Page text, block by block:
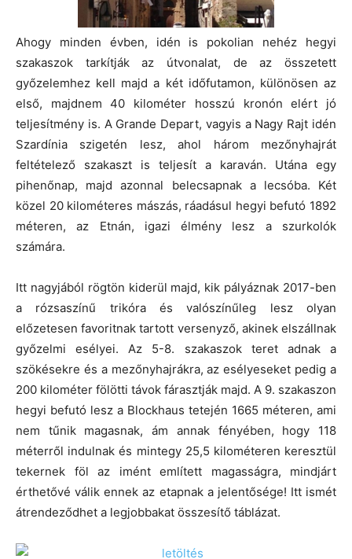
Ahogy minden évben, idén is pokolian nehéz hegyi
szakaszok tarkítják az útvonalat, de az összetett
győzelemhez kell majd a két időfutamon, különösen az
első, majdnem 40 kilométer hosszú kronón elért jó
teljesítmény is. A Grande Depart, vagyis a Nagy Rajt idén
Szardínia szigetén lesz, ahol három mezőnyhajrát
feltételező szakaszt is teljesít a karaván. Utána egy
pihenőnap, majd azonnal belecsapnak a lecsóba. Két
közel 20 kilométeres mászás, ráadásul hegyi befutó 1892
méteren, az Etnán, igazi élmény lesz a szurkolók
számára.
Itt nagyjából rögtön kiderül majd, kik pályáznak 2017-ben
a rózsaszínű trikóra és valószínűleg lesz olyan
előzetesen favoritnak tartott versenyző, akinek elszállnak
győzelmi esélyei. Az 5-8. szakaszok teret adnak a
szökésekre és a mezőnyhajrákra, az esélyeseket pedig a
200 kilométer fölötti távok fárasztják majd. A 9. szakaszon
hegyi befutó lesz a Blockhaus tetején 1665 méteren, ami
nem tűnik magasnak, ám annak fényében, hogy 118
méterről indulnak és mintegy 25,5 kilométeren keresztül
tekernek föl az imént említett magasságra, mindjárt
érthetővé válik ennek az etapnak a jelentősége! Itt ismét
átrendeződhet a legjobbakat összesítő táblázat.